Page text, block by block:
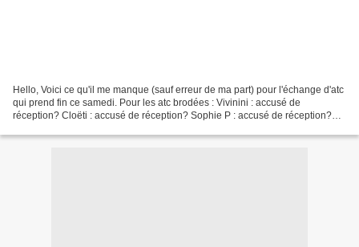
Hello, Voici ce qu'il me manque (sauf erreur de ma part) pour l'échange d'atc
qui prend fin ce samedi. Pour les atc brodées : Vivinini : accusé de
réception? Cloëti : accusé de réception? Sophie P : accusé de réception?